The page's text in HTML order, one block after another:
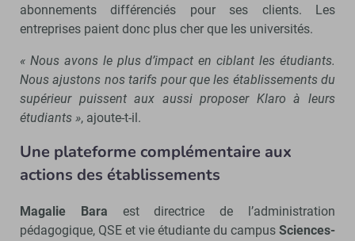
abonnements différenciés pour ses clients. Les
entreprises paient donc plus cher que les universités.
« Nous avons le plus d’impact en ciblant les étudiants.
Nous ajustons nos tarifs pour que les établissements du
supérieur puissent aux aussi proposer Klaro à leurs
étudiants », ajoute-t-il.
Une plateforme complémentaire aux
actions des établissements
Magalie Bara est directrice de l’administration
pédagogique, QSE et vie étudiante du campus Sciences-